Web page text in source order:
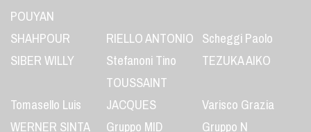
POUYAN
SHAHPOUR
RIELLO ANTONIO Scheggi Paolo
SIBER WILLY
Stefanoni Tino
TEZUKA AIKO
Tomasello Luis
TOUSSAINT
JACQUES
Varisco Grazia
WERNER SINTA
Gruppo MID
Gruppo N